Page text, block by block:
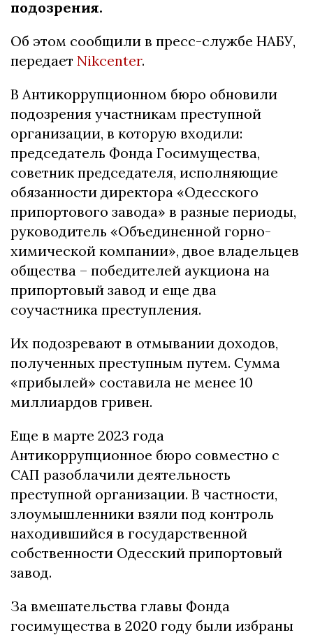
подозрения.
Об этом сообщили в пресс-службе НАБУ,
передает Nikcenter.
В Антикоррупционном бюро обновили
подозрения участникам преступной
организации, в которую входили:
председатель Фонда Госимущества,
советник председателя, исполняющие
обязанности директора «Одесского
припортового завода» в разные периоды,
руководитель «Объединенной горно-
химической компании», двое владельцев
общества – победителей аукциона на
припортовый завод и еще два
соучастника преступления.
Их подозревают в отмывании доходов,
полученных преступным путем. Сумма
«прибылей» составила не менее 10
миллиардов гривен.
Еще в марте 2023 года
Антикоррупционное бюро совместно с
САП разоблачили деятельность
преступной организации. В частности,
злоумышленники взяли под контроль
находившийся в государственной
собственности Одесский припортовый
завод.
За вмешательства главы Фонда
госимущества в 2020 году были избраны